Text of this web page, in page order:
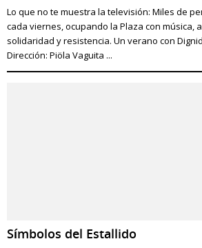
Lo que no te muestra la televisión: Miles de
cada viernes, ocupando la Plaza con música,
solidaridad y resistencia. Un verano con
Dirección: Piöla Vaguita ...
Símbolos del Estallido